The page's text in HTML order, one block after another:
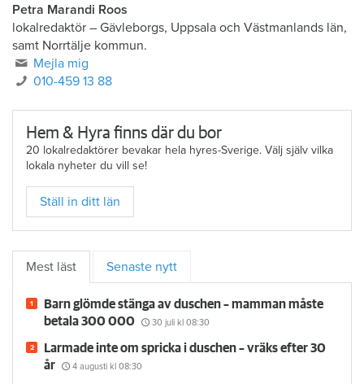
Petra Marandi Roos
lokalredaktör – Gävleborgs, Uppsala och Västmanlands län,
samt Norrtälje kommun.
Mejla mig
010-459 13 88
Hem & Hyra finns där du bor
20 lokalredaktörer bevakar hela hyres-Sverige. Välj själv vilka
lokala nyheter du vill se!
Ställ in ditt län
Mest läst Senaste nytt
Barn glömde stänga av duschen – mamman måste
betala 300 000
30 juli kl 08:30
Larmade inte om spricka i duschen – vräks efter 30
år
4 augusti kl 08:30